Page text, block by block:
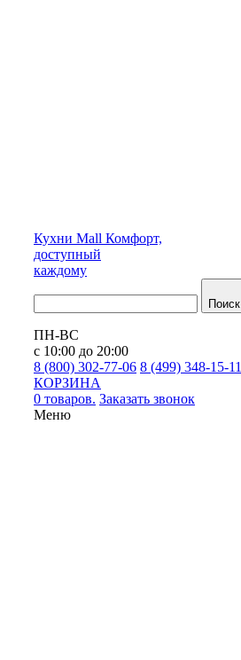
Кухни Mall Комфорт,
доступный
каждому
Поиск
ПН-ВС
с 10:00 до 20:00
8 (800) 302-77-06 8 (499) 348-15-11
КОРЗИНА
0 товаров. Заказать звонок
Меню